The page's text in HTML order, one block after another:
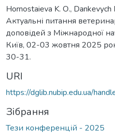
Hornostaieva K. О.,
Актуальні питання
доповідей з Міжнародної
Київ, 02-03 жовтня 2025
30-31.
URI
https://dglib.nubip.edu.ua/
Зібрання
Тези конференцій - 2025